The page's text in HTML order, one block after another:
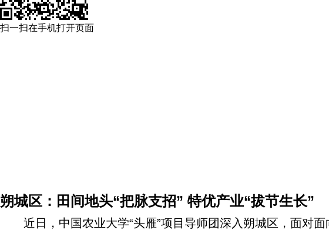
扫一扫在手机打开页面
朔城区：田间地头“把脉支招” 特优产业“拔节生长”
近日，中国农业大学“头雁”项目导师团深入朔城区，面对